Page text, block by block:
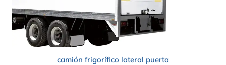
camión frigorífico lateral puerta